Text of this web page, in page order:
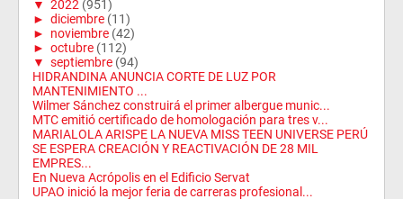
▼ 2022 (951)
► diciembre (11)
► noviembre (42)
► octubre (112)
▼ septiembre (94)
HIDRANDINA ANUNCIA CORTE DE LUZ POR
MANTENIMIENTO ...
Wilmer Sánchez construirá el primer albergue munic...
MTC emitió certificado de homologación para tres v...
MARIALOLA ARISPE LA NUEVA MISS TEEN UNIVERSE PERÚ
SE ESPERA CREACIÓN Y REACTIVACIÓN DE 28 MIL
EMPRES...
En Nueva Acrópolis en el Edificio Servat
UPAO inició la mejor feria de carreras profesional...